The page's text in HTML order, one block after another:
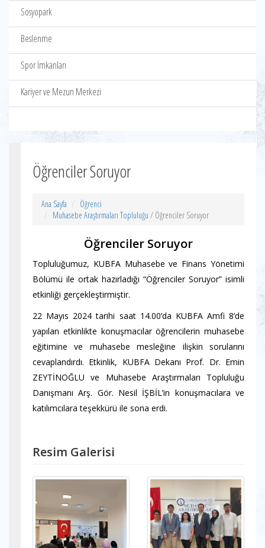
Sosyopark
Beslenme
Spor İmkanları
Kariyer ve Mezun Merkezi
Öğrenciler Soruyor
Ana Sayfa
Öğrenci
Muhasebe Araştırmaları Topluluğu / Öğrenciler Soruyor
Öğrenciler Soruyor
Topluluğumuz, KUBFA Muhasebe ve Finans Yönetimi
Bölümü ile ortak hazırladığı “Öğrenciler Soruyor” isimli
etkinliği gerçekleştirmiştir.
22 Mayıs 2024 tarihi saat 14.00’da KUBFA Amfi 8’de
yapılan etkinlikte konuşmacılar öğrencilerin muhasebe
eğitimine ve muhasebe mesleğine ilişkin sorularını
cevaplandırdı. Etkinlik, KUBFA Dekanı Prof. Dr. Emin
ZEYTİNOĞLU ve Muhasebe Araştırmaları Topluluğu
Danışmanı Arş. Gör. Nesil İŞBİL’in konuşmacılara ve
katılımcılara teşekkürü ile sona erdi.
Resim Galerisi